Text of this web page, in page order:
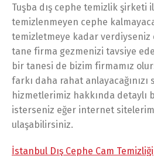
Tuşba dış cephe temizlik şirketi
temizlenmeyen cephe
temizletmeye kadar verdiyseniz
tane firma gezmenizi tavsiye
bir tanesi de bizim firmamız
farkı daha rahat
hizmetlerimiz hakkında detaylı
isterseniz eğer internet
ulaşabilirsiniz.
İstanbul Dış Cephe Cam Temizliği